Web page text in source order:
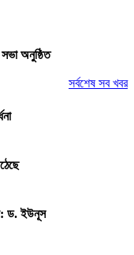
অনুষ্ঠিত
সর্বশেষ সব খবর
ড. ইউনূস